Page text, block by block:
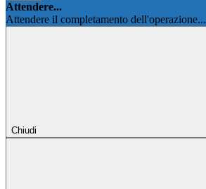
Attendere...
Attendere il completamento dell'operazione...
Chiudi